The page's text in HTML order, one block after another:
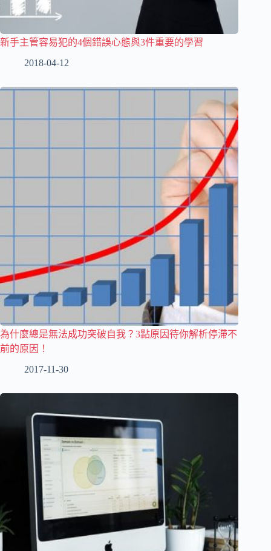
新手主管容易犯的4個錯誤心態與3件重要的學習
2018-04-12
為什麼總是無法成功突破自我？3點原因待你解析停滯不
前的原因！
2017-11-30